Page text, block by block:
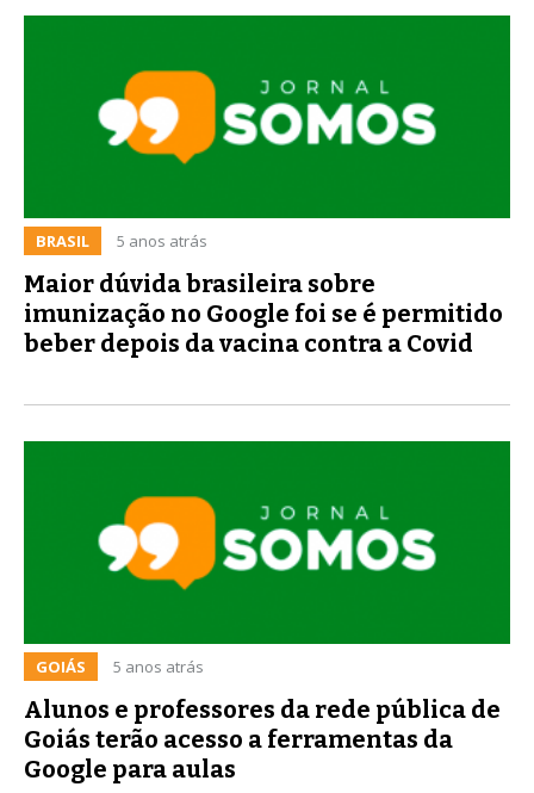
BRASIL 5 anos atrás
Maior dúvida brasileira sobre
imunização no Google foi se é permitido
beber depois da vacina contra a Covid
GOIÁS 5 anos atrás
Alunos e professores da rede pública de
Goiás terão acesso a ferramentas da
Google para aulas